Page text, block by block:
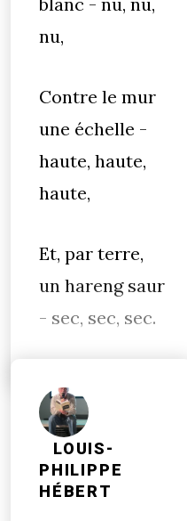
nu,
Contre le mur
une échelle -
haute, haute,
haute,
Et, par terre,
un hareng saur
- sec, sec, sec.
LOUIS-
PHILIPPE
HÉBERT